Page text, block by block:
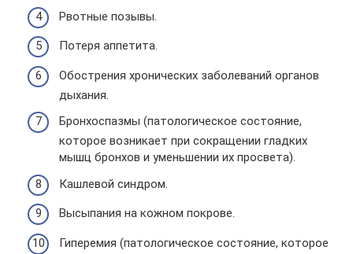
Рвотные позывы.
Потеря аппетита.
Обострения хронических заболеваний органов
дыхания.
Бронхоспазмы (патологическое состояние,
которое возникает при сокращении гладких
мышц бронхов и уменьшении их просвета).
Кашлевой синдром.
Высыпания на кожном покрове.
Гиперемия (патологическое состояние, которое